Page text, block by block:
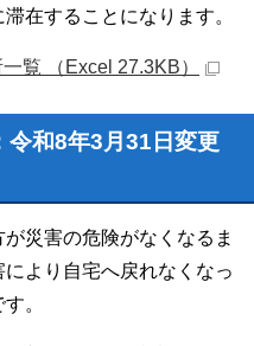
在することになります。
覧 （Excel 27.3KB）
令和8年3月31日変更
災害の危険がなくなるま
より自宅へ戻れなくなっ
。